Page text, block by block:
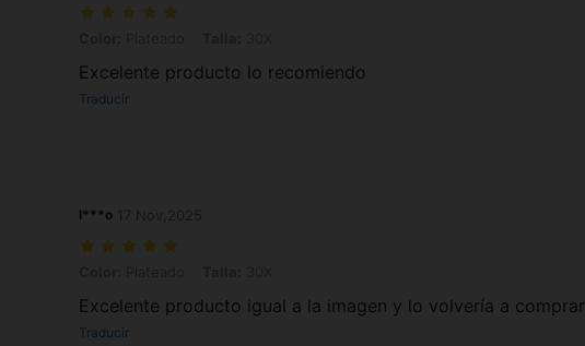
Excelente producto lo recomiendo
Traducir
l***o
Excelente producto igual a la imagen y lo volvería a comprar
Traducir